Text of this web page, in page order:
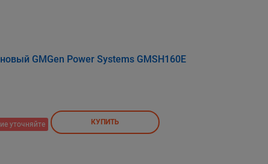
GMGen Power Systems GMSH160E
уточняйте КУПИТЬ